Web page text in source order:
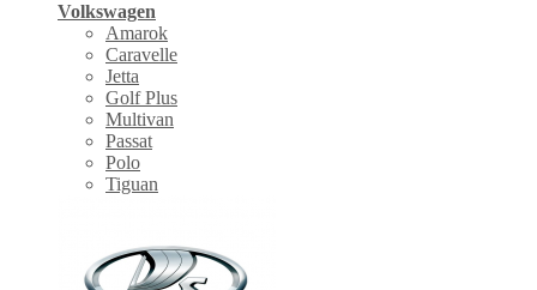
Volkswagen
Amarok
Caravelle
Jetta
Golf Plus
Multivan
Passat
Polo
Tiguan